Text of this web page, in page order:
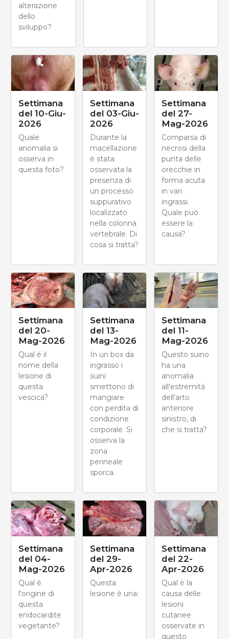
alterazione
dello
sviluppo?
Settimana
del 10-Giu-
2026
Quale
anomalia si
osserva in
questa foto?
Settimana
del 03-Giu-
2026
Durante la
macellazione
è stata
osservata la
presenza di
un processo
suppurativo
localizzato
nella colonna
vertebrale. Di
cosa si tratta?
Settimana
del 27-
Mag-2026
Comparsa di
necrosi della
punta delle
orecchie in
forma acuta
in vari
ingrassi.
Quale può
essere la
causa?
Settimana
del 20-
Mag-2026
Qual è il
nome della
lesione di
questa
vescica?
Settimana
del 13-
Mag-2026
In un box da
ingrasso i
suini
smettono di
mangiare
con perdita di
condizione
corporale. Si
osserva la
zona
perineale
sporca.
Settimana
del 11-
Mag-2026
Questo suino
ha una
anomalia
all'estremità
dell'arto
anteriore
sinistro, di
che si tratta?
Settimana
del 04-
Mag-2026
Qual è
l'origine di
questa
endocardite
vegetante?
Settimana
del 29-
Apr-2026
Questa
lesione è una:
Settimana
del 22-
Apr-2026
Qual è la
causa delle
lesioni
cutanee
osservate in
questo